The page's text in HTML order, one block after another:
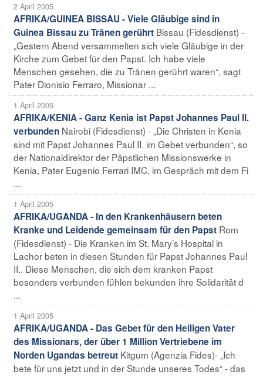
2 April 2005
AFRIKA/GUINEA BISSAU - Viele Gläubige sind in
Guinea Bissau zu Tränen gerührt Bissau (Fidesdienst) -
„Gestern Abend versammelten sich viele Gläubige in der
Kirche zum Gebet für den Papst. Ich habe viele
Menschen gesehen, die zu Tränen gerührt waren“, sagt
Pater Dionisio Ferraro, Missionar ...
1 April 2005
AFRIKA/KENIA - Ganz Kenia ist Papst Johannes Paul II.
verbunden Nairobi (Fidesdienst) - „Die Christen in Kenia
sind mit Papst Johannes Paul II. im Gebet verbunden“, so
der Nationaldirektor der Päpstlichen Missionswerke in
Kenia, Pater Eugenio Ferrari IMC, im Gespräch mit dem Fi
...
1 April 2005
AFRIKA/UGANDA - In den Krankenhäusern beten
Kranke und Leidende gemeinsam für den Papst Rom
(Fidesdienst) - Die Kranken im St. Mary’s Hospital in
Lachor beten in diesen Stunden für Papst Johannes Paul
II.. Diese Menschen, die sich dem kranken Papst
besonders verbunden fühlen bekunden ihre Solidarität d
...
1 April 2005
AFRIKA/UGANDA - Das Gebet für den Heiligen Vater
des Missionars, der über 1 Million Vertriebene im
Norden Ugandas betreut Kitgum (Agenzia Fides)- „Ich
bete für uns jetzt und in der Stunde unseres Todes“ - das